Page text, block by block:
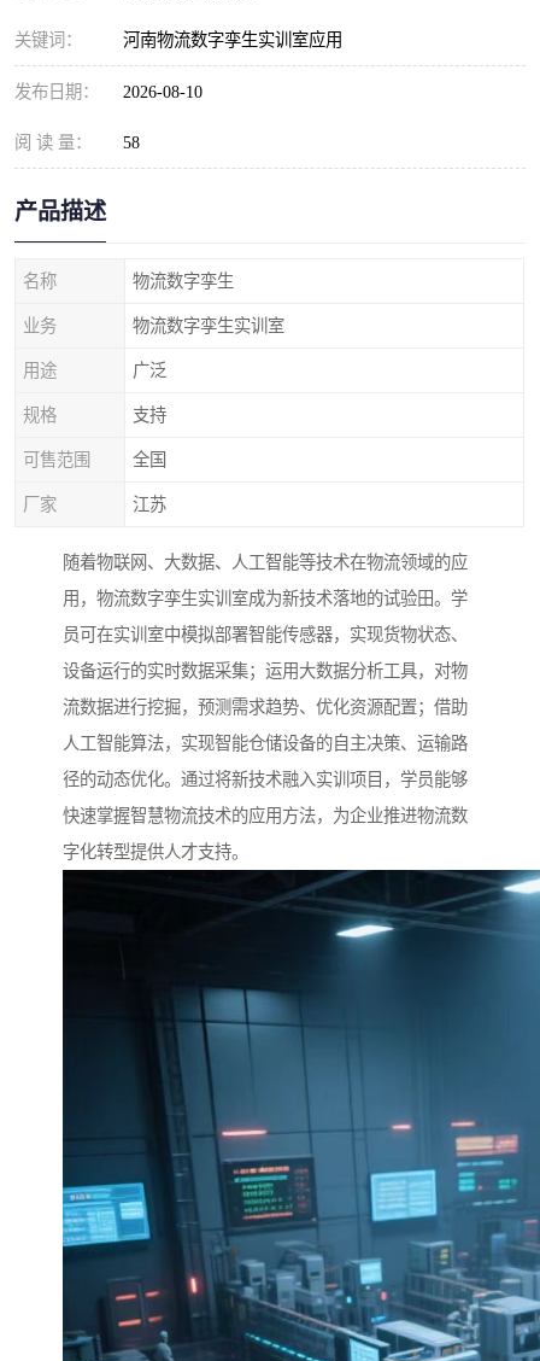
关键词： 河南物流数字孪生实训室应用
发布日期： 2026-08-10
阅 读 量： 58
产品描述
名称 物流数字孪生
业务 物流数字孪生实训室
用途 广泛
规格 支持
可售范围 全国
厂家 江苏
随着物联网、大数据、人工智能等技术在物流领域的应
用，物流数字孪生实训室成为新技术落地的试验田。学
员可在实训室中模拟部署智能传感器，实现货物状态、
设备运行的实时数据采集；运用大数据分析工具，对物
流数据进行挖掘，预测需求趋势、优化资源配置；借助
人工智能算法，实现智能仓储设备的自主决策、运输路
径的动态优化。通过将新技术融入实训项目，学员能够
快速掌握智慧物流技术的应用方法，为企业推进物流数
字化转型提供人才支持。